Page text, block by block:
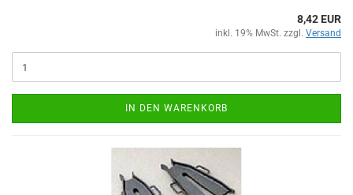
8,42 EUR
inkl. 19% MwSt. zzgl. Versand
IN DEN WARENKORB